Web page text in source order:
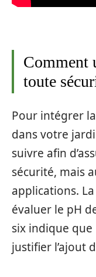
Comment
toute
Pour intégrer
dans votre
suivre afin
sécurité, mais
applications.
évaluer le pH
six indique
justifier l’ajout